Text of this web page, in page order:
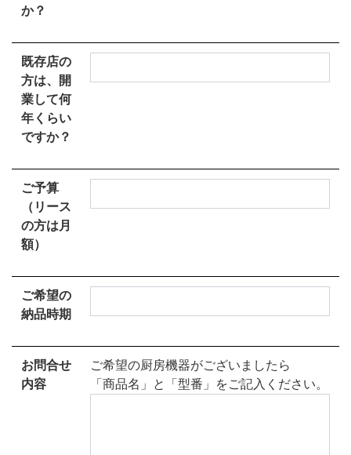
か？
既存店の
方は、開
業して何
年くらい
ですか？
ご予算
（リース
の方は月
額）
ご希望の
納品時期
お問合せ
内容
ご希望の厨房機器がございましたら
「商品名」と「型番」をご記入ください。